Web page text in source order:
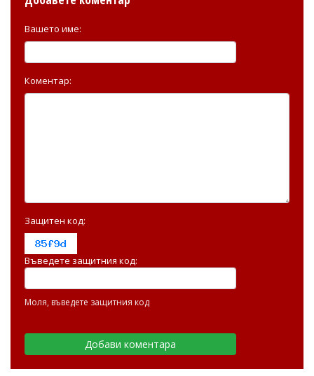
Вашето име:
Коментар:
Защитен код:
Въведете защитния код:
Моля, въведете защитния код